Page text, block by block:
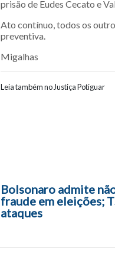
prisão de Eudes Cecato e
Ato contínuo, todos os
preventiva.
Migalhas
Leia também no Justiça Potiguar
Bolsonaro admite
fraude em eleições;
ataques